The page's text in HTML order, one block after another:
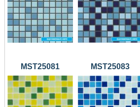
MST25081 MST25083